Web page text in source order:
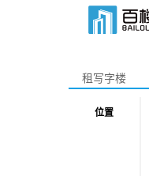
租写字楼
位置